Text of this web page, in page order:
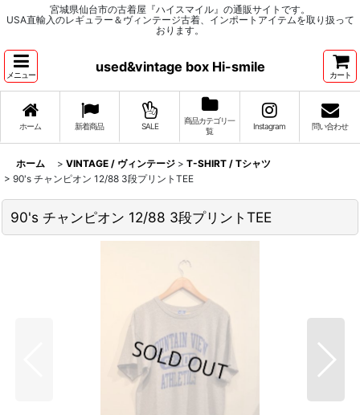
宮城県仙台市の古着屋『ハイスマイル』の通販サイトです。
USA直輸入のレギュラー＆ヴィンテージ古着、インポートアイテムを取り扱って
おります。
メニュー
used&vintage box Hi-smile
カート
ホーム 新着商品 SALE
商品カテゴリ一
覧
Instagram 問い合わせ
ホーム > VINTAGE / ヴィンテージ > T-SHIRT / Tシャツ
> 90's チャンピオン 12/88 3段プリントTEE
90's チャンピオン 12/88 3段プリントTEE